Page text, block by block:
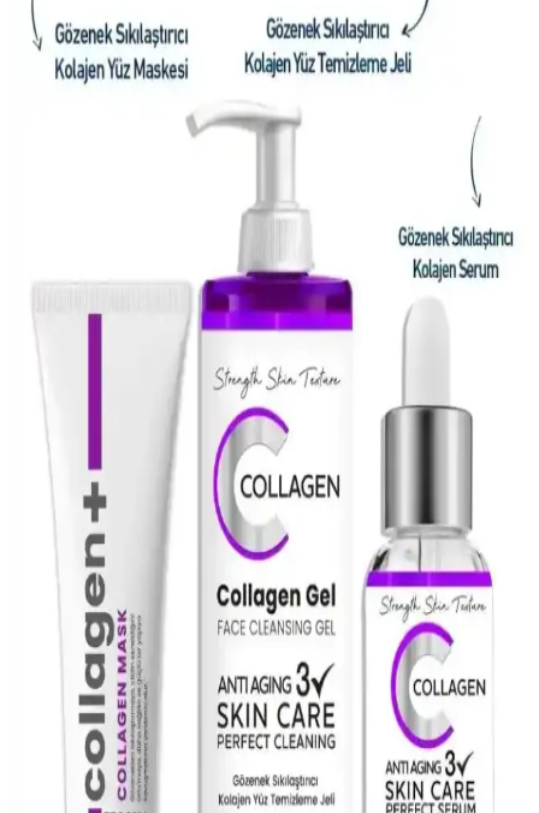
Gözenek Görünümünü Azaltmak İçin Etkili Ürünler
ve Bakım Yöntemleri
Gözenek görünümünü azaltmak için nem dengesi, kimyasal
eksfoliasyon ve uygun temizleyicilerle etkili bakım yöntemleri
sunulmaktadır. Doğru ürün seçimi ve düzenli uygulama önemlidir.
Yüzdeki Siyah Noktalar ve Sebum Filamentleri:
Tanı ve Etkili Tedavi Yöntemleri
Yüzdeki siyah noktalar ve sebum filamentleri arasındaki farklar, cilt
tipine uygun kimyasal eksfoliasyon, yağ bazlı temizleyiciler ve
profesyonel uygulamalarla etkili tedavi yöntemleri anlatılmaktadır.
CeraVe Retinol Serumu ile Yağlı ve Düzensiz
Ciltlerde Yenilikçi Bakım Çözümü
CeraVe’nin retinol serumu, yağlı ve düzensiz ciltler için cilt
yenileme ve ton eşitliği sağlar, pürüzleri azaltır, uzun vadede sağlıklı
ve parlak bir görünüm sunar.
NYX Pore Filler Targeted Stick: Gözenekleri
Gizleme ve Cildi Pürüzsüzleştirme Çözümü
NYX Pore Filler Targeted Stick, gözenekleri gizleyip cildi
pürüzsüzleştiren doğal ve vegan formülüyle günlük makyajda pratik
kullanım sağlar.
Doğal İçerikli Yüz Maskeleri ile Cilt Bakımında
Sağlıklı ve Parlak Sonuçlar
Doğal içerikli yüz maskeleri, cildi besler, nemlendirir ve canlandırır.
Bitkisel özler ve minerallerle zenginleştirilmiş bu maskeler, sağlıklı
ve parlak bir cilt için ideal doğal bakım seçeneğidir.